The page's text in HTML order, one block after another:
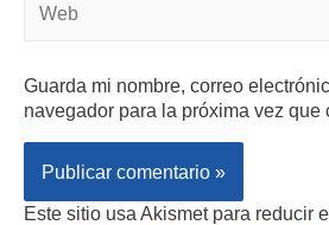
Guarda mi nombre, correo
navegador para la próxima vez que
Este sitio usa Akismet para reducir